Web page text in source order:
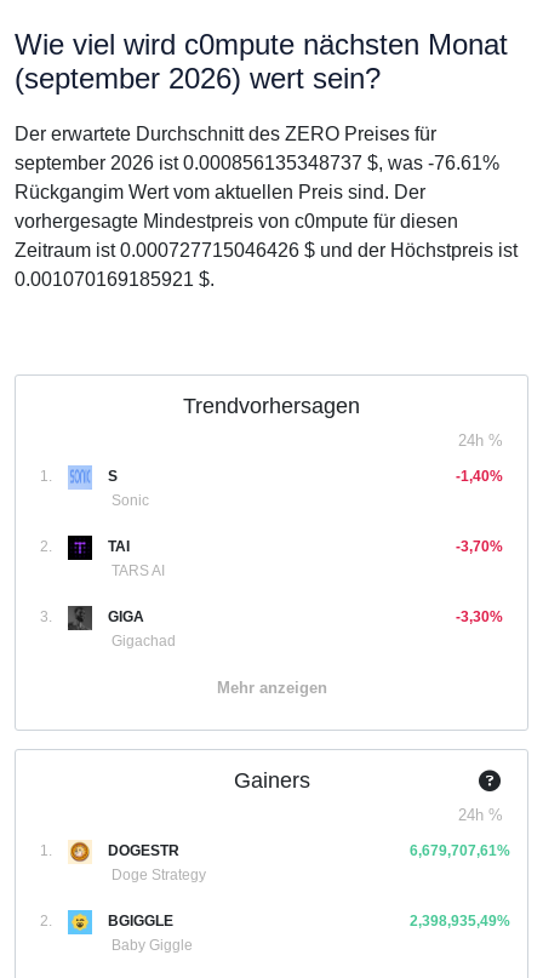
Wie viel wird c0mpute nächsten Monat
(september 2026) wert sein?
Der erwartete Durchschnitt des ZERO Preises für
september 2026 ist 0.000856135348737 $, was -76.61%
Rückgangim Wert vom aktuellen Preis sind. Der
vorhergesagte Mindestpreis von c0mpute für diesen
Zeitraum ist 0.000727715046426 $ und der Höchstpreis ist
0.001070169185921 $.
Trendvorhersagen
24h %
1.
S
Sonic
-1,40%
2.
TAI
TARS AI
-3,70%
3.
GIGA
Gigachad
-3,30%
Mehr anzeigen
Gainers
24h %
1.
DOGESTR
Doge Strategy
6,679,707,61%
2.
BGIGGLE
Baby Giggle
2,398,935,49%